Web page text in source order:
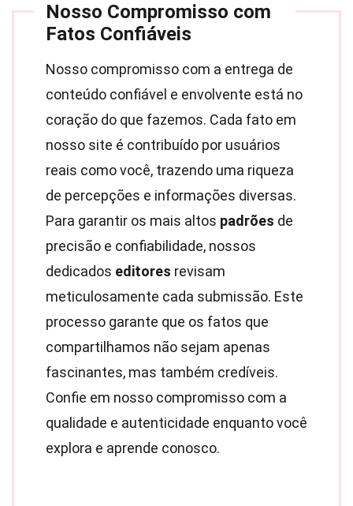
Nosso Compromisso com
Fatos Confiáveis
Nosso compromisso com a entrega de
conteúdo confiável e envolvente está no
coração do que fazemos. Cada fato em
nosso site é contribuído por usuários
reais como você, trazendo uma riqueza
de percepções e informações diversas.
Para garantir os mais altos padrões de
precisão e confiabilidade, nossos
dedicados editores revisam
meticulosamente cada submissão. Este
processo garante que os fatos que
compartilhamos não sejam apenas
fascinantes, mas também credíveis.
Confie em nosso compromisso com a
qualidade e autenticidade enquanto você
explora e aprende conosco.